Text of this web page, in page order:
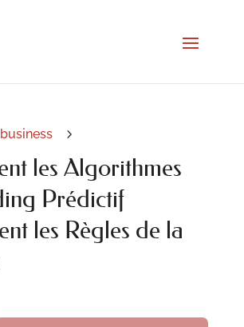
business 5
les Algorithmes
Prédictif
les Règles de la